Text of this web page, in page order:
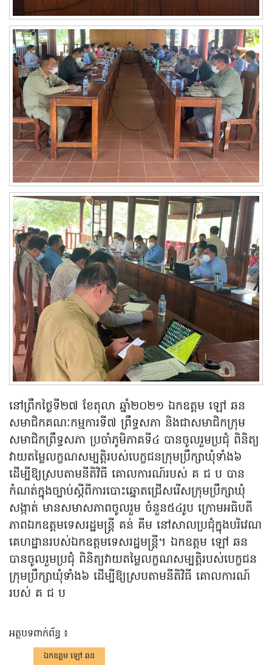
នៅព្រឹកថ្ងៃទី២៧ ខែតុលា ឆ្នាំ២០២១ ឯកឧត្តម ឡៅ ឆន
សមាជិកគណៈកម្មការទី៧ ព្រឹទ្ធសភា និងជាសមាជិកក្រុម
សមាជិកព្រឹទ្ធសភា ប្រចាំភូមិភាគទី៤ បានចូលរួមប្រជុំ ពិនិត្យ
វាយតម្លៃលក្ខណសម្បត្តិរបស់បេក្ខជនក្រុមប្រឹក្សាឃុំទាំង៦
ដើម្បីឱ្យស្របតាមនីតិវិធី គោលការណ៍របស់ គ ជ ប បាន
កំណត់ក្នុងច្បាប់ស្តីពីការបោះឆ្នោតជ្រើសរើសក្រុមប្រឹក្សាឃុំ
សង្កាត់ មានសមាសភាពចូលរួម ចំនួន៥៤រូប ក្រោមអធិបតី
ភាពឯកឧត្តមទេសរដ្ឋមន្រ្តី គន់ គីម នៅសាលប្រជុំក្នុងបរិវេណ
គេហដ្ឋានរបស់ឯកឧត្តមទេសរដ្ឋមន្ត្រី។ ឯកឧត្តម ឡៅ ឆន
បានចូលរួមប្រជុំ ពិនិត្យវាយតម្លៃលក្ខណសម្បត្តិរបស់បេក្ខជន
ក្រុមប្រឹក្សាឃុំទាំង៦ ដើម្បីឱ្យស្របតាមនីតិវិធី គោលការណ៍
របស់ គ ជ ប
អត្ថបទពាក់ព័ន្ធ ៖
ឯកឧត្តម ឡៅ​ ឆន